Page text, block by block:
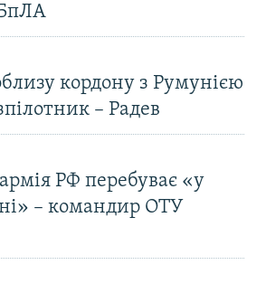
кордону з Румунією
– Радев
РФ перебуває «у
– командир ОТУ